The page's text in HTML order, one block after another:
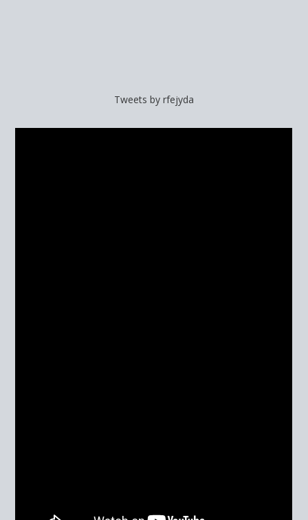
Tweets by rfejyda